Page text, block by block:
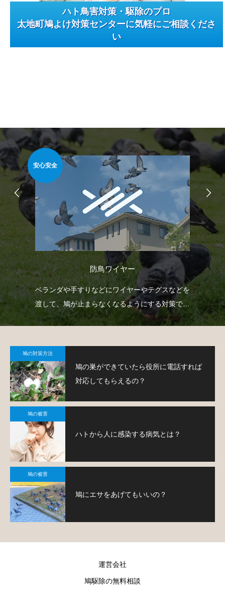
ハト鳥害対策・駆除のプロ
太地町鳩よけ対策センターに気軽にご相談くださ
い
安心安全
防鳥ワイヤー
ベランダや手すりなどにワイヤーやテグスなどを
渡して、鳩が止まらなくなるようにする対策で
す。
鳩の対策方法
鳩の巣ができていたら役所に電話すれば
対応してもらえるの？
鳩の被害
ハトから人に感染する病気とは？
鳩の被害
鳩にエサをあげてもいいの？
運営会社
鳩駆除の無料相談